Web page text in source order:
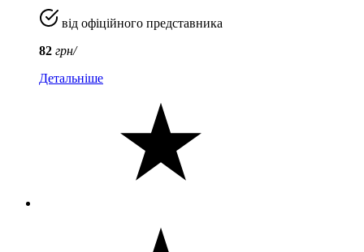
від офіційного представника
82 грн/
Детальніше